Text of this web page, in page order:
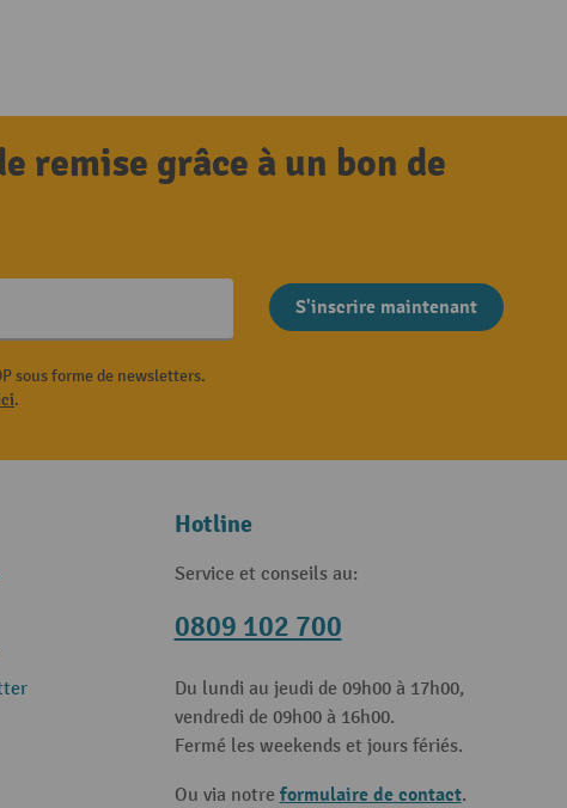
remise grâce à un bon de
S'inscrire maintenant
sous forme de newsletters.
.
Hotline
Service et conseils au:
0809 102 700
Du lundi au jeudi de 09h00 à 17h00,
vendredi de 09h00 à 16h00.
Fermé les weekends et jours fériés.
Ou via notre formulaire de contact.